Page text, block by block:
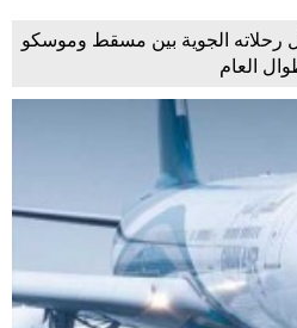
رحلاته الجوية بين مسقط وموسكو
العام